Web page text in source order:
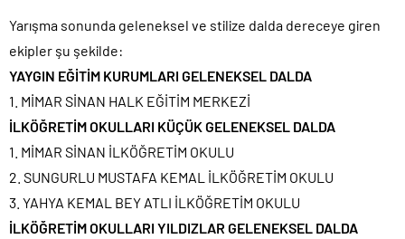
Yarışma sonunda geleneksel ve stilize dalda dereceye giren
ekipler şu şekilde:
YAYGIN EĞİTİM KURUMLARI GELENEKSEL DALDA
1. MİMAR SİNAN HALK EĞİTİM MERKEZİ
İLKÖĞRETİM OKULLARI KÜÇÜK GELENEKSEL DALDA
1. MİMAR SİNAN İLKÖĞRETİM OKULU
2. SUNGURLU MUSTAFA KEMAL İLKÖĞRETİM OKULU
3. YAHYA KEMAL BEY ATLI İLKÖĞRETİM OKULU
İLKÖĞRETİM OKULLARI YILDIZLAR GELENEKSEL DALDA